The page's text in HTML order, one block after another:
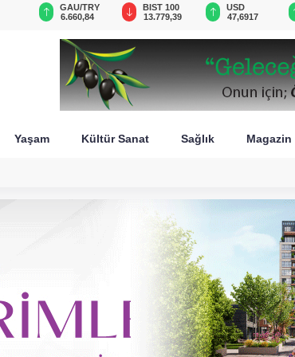
GAU/TRY
6.660,84
BIST 100
13.779,39
USD
47,6917
Yaşam Kültür Sanat Sağlık Magazin